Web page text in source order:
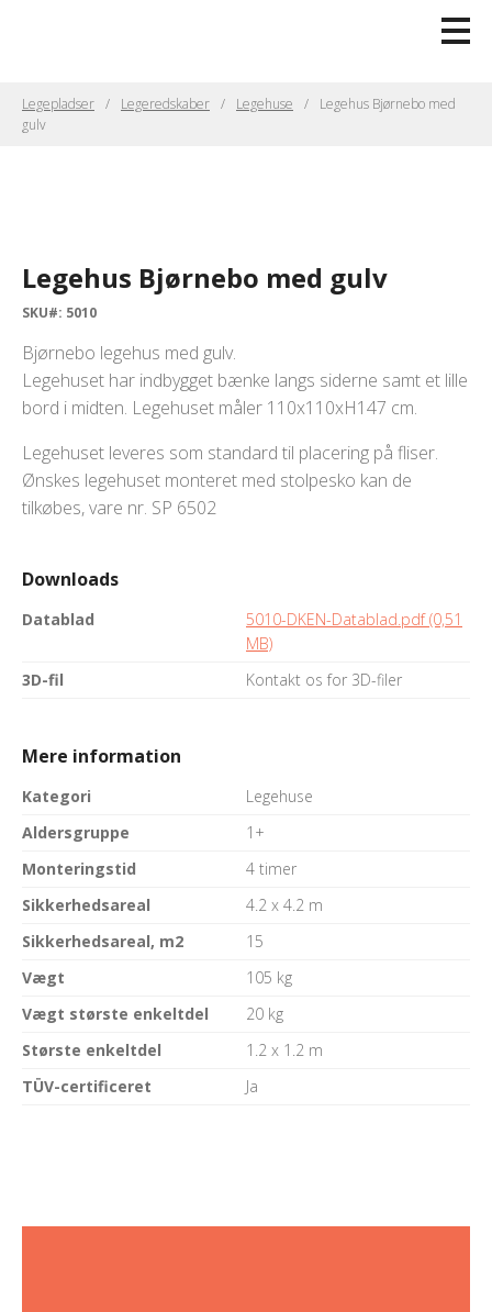
Legepladser Legeredskaber Legehuse
Legehus Bjørnebo med
gulv
Legehus Bjørnebo med gulv
SKU#: 5010
Bjørnebo legehus med gulv.
Legehuset har indbygget bænke langs siderne samt et lille
bord i midten. Legehuset måler 110x110xH147 cm.
Legehuset leveres som standard til placering på fliser.
Ønskes legehuset monteret med stolpesko kan de
tilkøbes, vare nr. SP 6502
Downloads
Datablad
5010-DKEN-Datablad.pdf (0,51
MB)
3D-fil
Kontakt os for 3D-filer
Mere information
Kategori
Legehuse
Aldersgruppe
1+
Monteringstid
4 timer
Sikkerhedsareal
4.2 x 4.2 m
Sikkerhedsareal, m2
15
Vægt
105 kg
Vægt største enkeltdel
20 kg
Største enkeltdel
1.2 x 1.2 m
TÜV-certificeret
Ja